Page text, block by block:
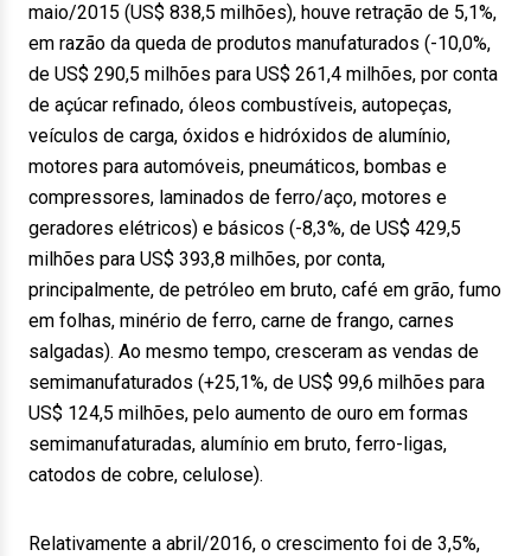
maio/2015 (US$ 838,5 milhões), houve retração de 5,1%,
em razão da queda de produtos manufaturados (-10,0%,
de US$ 290,5 milhões para US$ 261,4 milhões, por conta
de açúcar refinado, óleos combustíveis, autopeças,
veículos de carga, óxidos e hidróxidos de alumínio,
motores para automóveis, pneumáticos, bombas e
compressores, laminados de ferro/aço, motores e
geradores elétricos) e básicos (-8,3%, de US$ 429,5
milhões para US$ 393,8 milhões, por conta,
principalmente, de petróleo em bruto, café em grão, fumo
em folhas, minério de ferro, carne de frango, carnes
salgadas). Ao mesmo tempo, cresceram as vendas de
semimanufaturados (+25,1%, de US$ 99,6 milhões para
US$ 124,5 milhões, pelo aumento de ouro em formas
semimanufaturadas, alumínio em bruto, ferro-ligas,
catodos de cobre, celulose).
Relativamente a abril/2016, o crescimento foi de 3,5%,